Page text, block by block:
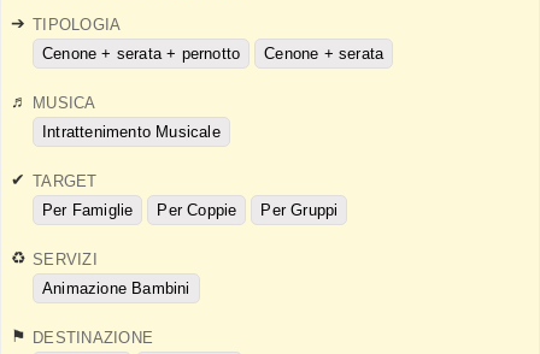
TIPOLOGIA
Cenone + serata + pernotto
Cenone + serata
MUSICA
Intrattenimento Musicale
TARGET
Per Famiglie
Per Coppie Per Gruppi
SERVIZI
Animazione Bambini
DESTINAZIONE